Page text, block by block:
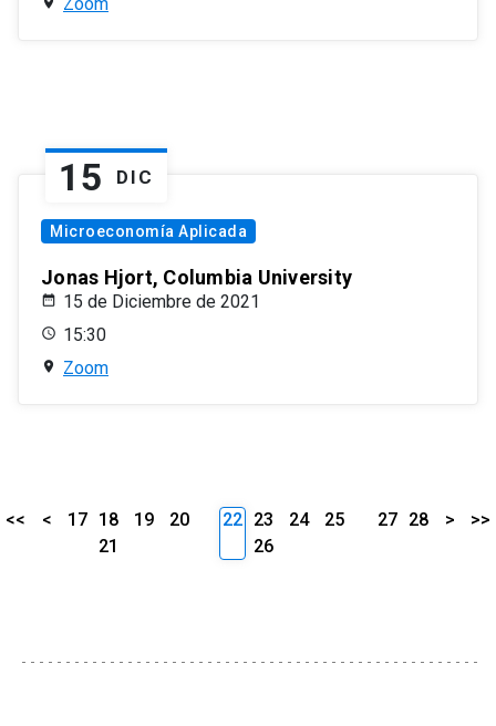
15 DIC
Microeconomía Aplicada
Jonas Hjort, Columbia University
15 de Diciembre de 2021
15:30
Zoom
<< < 17 18 19
20
21
22 23 24
25
26
27 28 > >>